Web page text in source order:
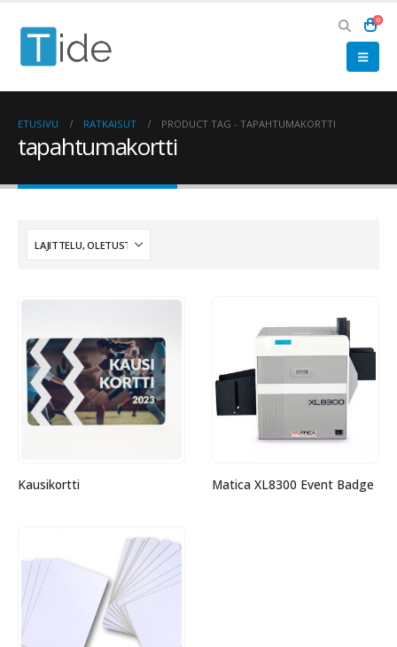
0
ETUSIVU RATKAISUT PRODUCT TAG - TAPAHTUMAKORTTI
tapahtumakortti
Kausikortti Matica XL8300 Event Badge